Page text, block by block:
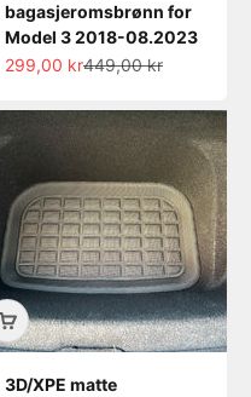
bagasjeromsbrønn for
Model 3 2018-08.2023
Salgspris
299,00 krNormalpris
449,00 kr
3D/XPE matte